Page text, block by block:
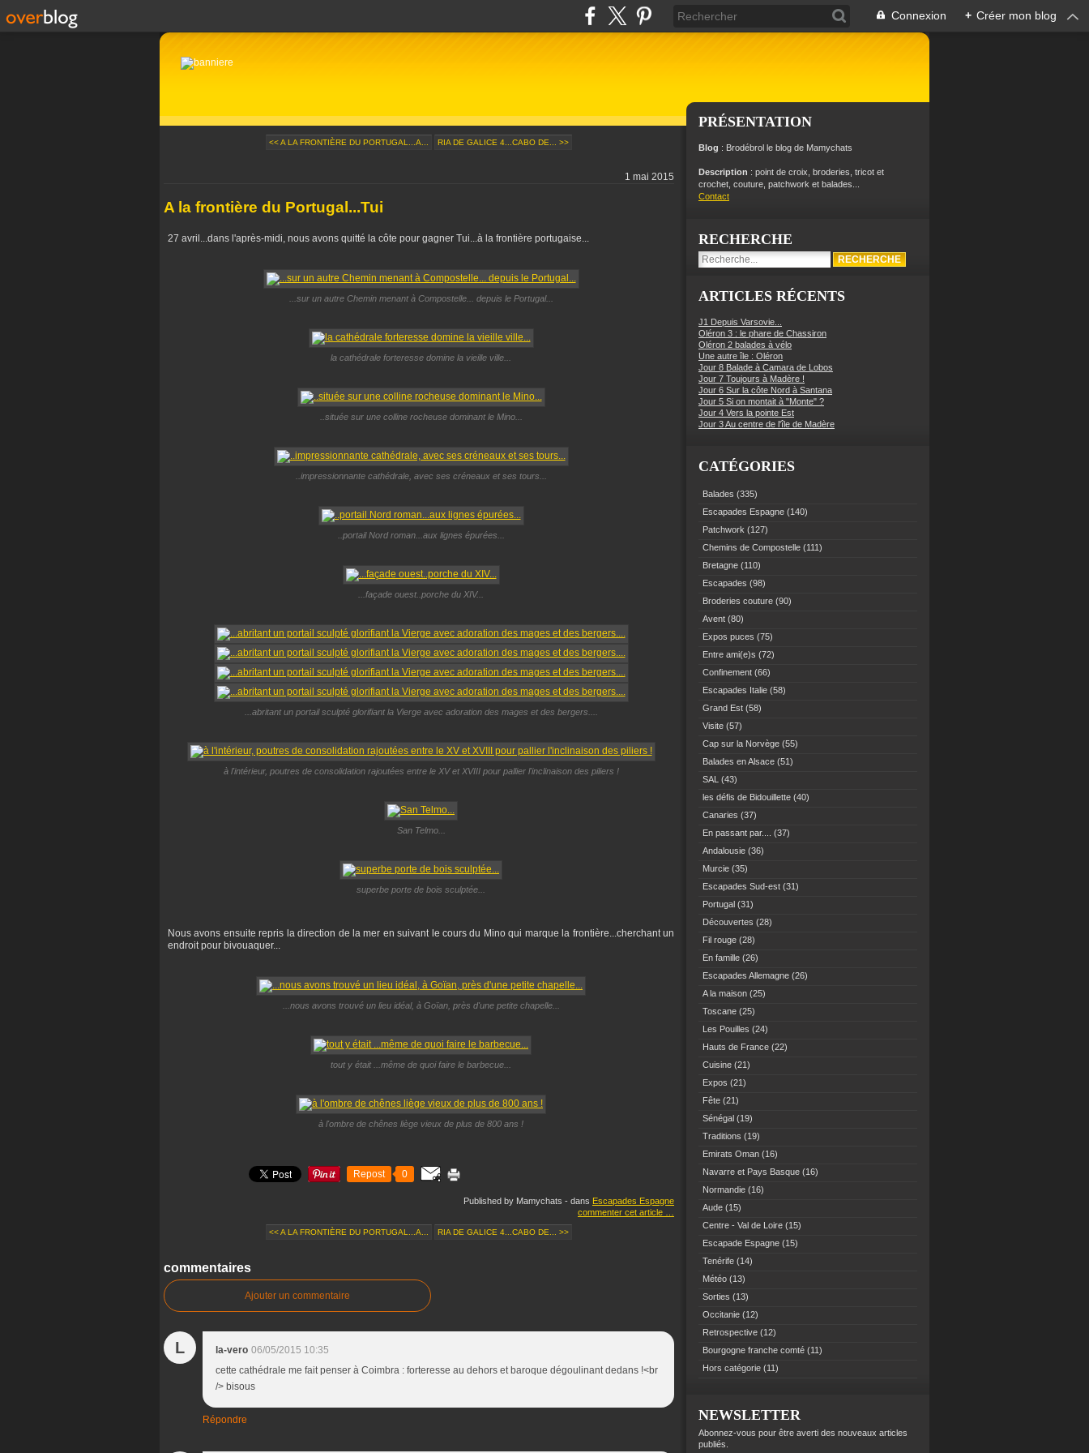
Connexion + Créer mon blog
<< A LA FRONTIÈRE DU PORTUGAL...A... RIA DE GALICE 4...CABO DE... >>
1 mai 2015
A la frontière du Portugal...Tui
27 avril...dans l'après-midi, nous avons quitté la côte pour gagner Tui...à la frontière portugaise...
...sur un autre Chemin menant à Compostelle... depuis le Portugal...
la cathédrale forteresse domine la vieille ville...
..située sur une colline rocheuse dominant le Mino...
..impressionnante cathédrale, avec ses créneaux et ses tours...
..portail Nord roman...aux lignes épurées...
...façade ouest..porche du XIV...
...abritant un portail sculpté glorifiant la Vierge avec adoration des mages et des bergers....
à l'intérieur, poutres de consolidation rajoutées entre le XV et XVIII pour pallier l'inclinaison des piliers !
San Telmo...
superbe porte de bois sculptée...
Nous avons ensuite repris la direction de la mer en suivant le cours du Mino qui marque la frontière...cherchant un
endroit pour bivouaquer...
...nous avons trouvé un lieu idéal, à Goïan, près d'une petite chapelle...
tout y était ...même de quoi faire le barbecue...
à l'ombre de chênes liège vieux de plus de 800 ans !
Repost 0
Published by Mamychats - dans Escapades Espagne
commenter cet article
<< A LA FRONTIÈRE DU PORTUGAL...A... RIA DE GALICE 4...CABO DE... >>
commentaires
Ajouter un commentaire
L la-vero 06/05/2015 10:35
cette cathédrale me fait penser à Coimbra : forteresse au dehors et baroque dégoulinant dedans !<br
/> bisous
Répondre
PRÉSENTATION
Blog : Brodébrol le blog de Mamychats
Description : point de croix, broderies, tricot et
crochet, couture, patchwork et balades...
Contact
RECHERCHE
ARTICLES RÉCENTS
J1 Depuis Varsovie...
Oléron 3 : le phare de Chassiron
Oléron 2 balades à vélo
Une autre île : Oléron
Jour 8 Balade à Camara de Lobos
Jour 7 Toujours à Madère !
Jour 6 Sur la côte Nord à Santana
Jour 5 Si on montait à "Monte" ?
Jour 4 Vers la pointe Est
Jour 3 Au centre de l'île de Madère
CATÉGORIES
Balades (335)
Escapades Espagne (140)
Patchwork (127)
Chemins de Compostelle (111)
Bretagne (110)
Escapades (98)
Broderies couture (90)
Avent (80)
Expos puces (75)
Entre ami(e)s (72)
Confinement (66)
Escapades Italie (58)
Grand Est (58)
Visite (57)
Cap sur la Norvège (55)
Balades en Alsace (51)
SAL (43)
les défis de Bidouillette (40)
Canaries (37)
En passant par....
(37)
Andalousie (36)
Murcie (35)
Escapades Sud-est (31)
Portugal (31)
Découvertes (28)
Fil rouge (28)
En famille (26)
Escapades Allemagne (26)
A la maison (25)
Toscane (25)
Les Pouilles (24)
Hauts de France (22)
Cuisine (21)
Expos (21)
Fête (21)
Sénégal (19)
Traditions (19)
Emirats Oman (16)
Navarre et Pays Basque (16)
Normandie (16)
Aude (15)
Centre - Val de Loire (15)
Escapade Espagne (15)
Tenérife (14)
Météo (13)
Sorties (13)
Occitanie (12)
Retrospective (12)
Bourgogne franche comté (11)
Hors catégorie (11)
NEWSLETTER
Abonnez-vous pour être averti des nouveaux articles
publiés.